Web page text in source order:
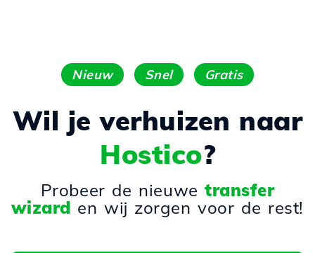
Nieuw Snel Gratis
Wil je verhuizen naar
Hostico?
Probeer de nieuwetransfer
wizard en wij zorgen voor de rest!